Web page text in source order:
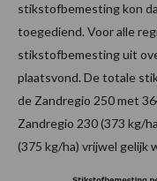
stikstofbemesting kon
toegediend. Voor alle
stikstofbemesting uit
plaatsvond. De totale
de Zandregio 250 met
Zandregio 230 (373 kg/
(375 kg/ha) vrijwel gelijk